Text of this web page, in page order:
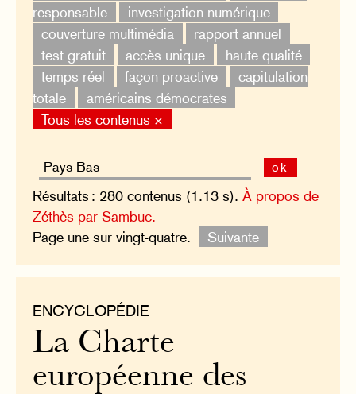
responsable
investigation numérique
couverture multimédia
rapport annuel
test gratuit
accès unique
haute qualité
temps réel
façon proactive
capitulation
totale
américains démocrates
Tous les contenus ×
ok
Résultats : 280 contenus (1.13 s).À propos de
Zéthès par Sambuc.
Page une sur vingt-quatre.
Suivante
ENCYCLOPÉDIE
La Charte
européenne des